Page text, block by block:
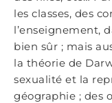
les classes, des
l’enseignement,
bien sûr ; mais
la théorie de
sexualité et la
géographie ; des